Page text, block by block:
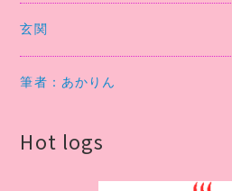
玄関
筆者：あかりん
Hot logs